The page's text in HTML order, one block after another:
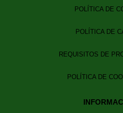
POLÍTICA DE
POLÍTICA DE
REQUISITOS DE
POLÍTICA DE